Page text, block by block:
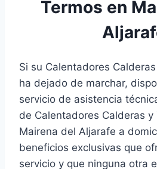
Termos en
Si su Calentadores
ha dejado de marchar,
servicio de asistencia
de Calentadores Calderas y
Mairena del Aljarafe a
beneficios exclusivas que
servicio y que ninguna otra